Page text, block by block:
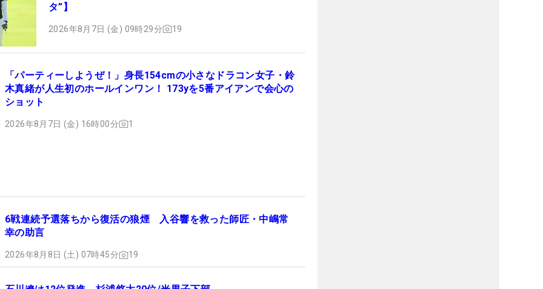
タ”】
2026年8月7日 (金) 09時29分 19
「パーティーしようぜ！」身長154cmの小さなドラコン女子・鈴
木真緒が人生初のホールインワン！ 173yを5番アイアンで会心の
ショット
2026年8月7日 (金) 16時00分 1
6戦連続予選落ちから復活の狼煙 入谷響を救った師匠・中嶋常
幸の助言
2026年8月8日 (土) 07時45分 19